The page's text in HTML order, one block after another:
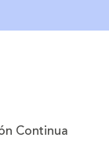
Continua